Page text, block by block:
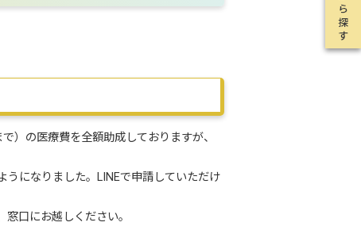
）の医療費を全額助成しておりますが、
になりました。LINEで申請していただけ
口にお越しください。